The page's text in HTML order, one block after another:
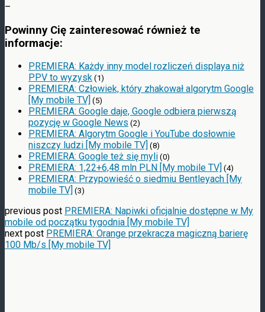
–
Powinny Cię zainteresować również te
informacje:
PREMIERA: Każdy inny model rozliczeń displaya niż
PPV to wyzysk (1)
PREMIERA: Człowiek, który zhakował algorytm Google
[My mobile TV] (5)
PREMIERA: Google daje, Google odbiera pierwszą
pozycję w Google News (2)
PREMIERA: Algorytm Google i YouTube dosłownie
niszczy ludzi [My mobile TV] (8)
PREMIERA: Google też się myli (0)
PREMIERA: 1,22+6,48 mln PLN [My mobile TV] (4)
PREMIERA: Przypowieść o siedmiu Bentleyach [My
mobile TV] (3)
previous post PREMIERA: Napiwki oficjalnie dostępne w My
mobile od początku tygodnia [My mobile TV]
next post PREMIERA: Orange przekracza magiczną barierę
100 Mb/s [My mobile TV]